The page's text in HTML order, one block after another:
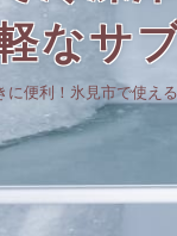
なサ
に便利！氷見市で使え